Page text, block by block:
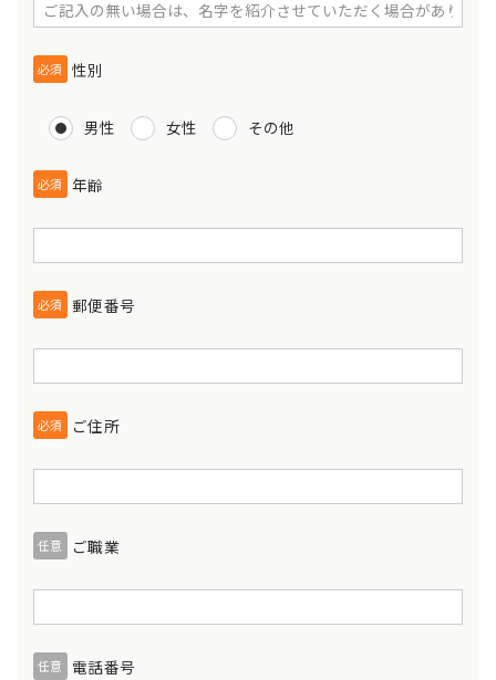
必須 性別
男性 女性 その他
必須 年齢
必須 郵便番号
必須 ご住所
任意 ご職業
任意 電話番号